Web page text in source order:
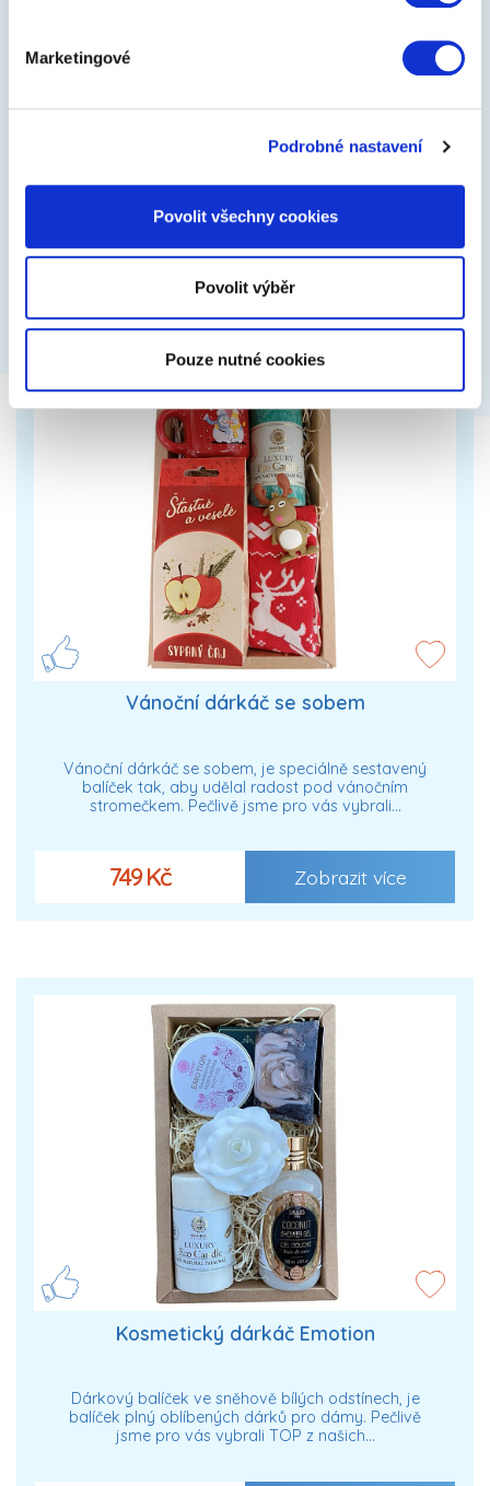
Marketingové
Podrobné nastavení
Povolit všechny cookies
Povolit výběr
Pouze nutné cookies
Dárkáč čtyřlístková zahrada
Dárkový balíček plný oblíbených pěstitelských sad
rostlinek a hlavně čtyřlístku. Dárkáč čtyřlístková
449 Kč Zobrazit více
Vánoční dárkáč se sobem
Vánoční dárkáč se sobem, je speciálně sestavený
balíček tak, aby udělal radost pod vánočním
stromečkem. Pečlivě jsme pro vás vybrali…
749 Kč Zobrazit více
Kosmetický dárkáč Emotion
Dárkový balíček ve sněhově bílých odstínech, je
balíček plný oblíbených dárků pro dámy. Pečlivě
jsme pro vás vybrali TOP z našich…